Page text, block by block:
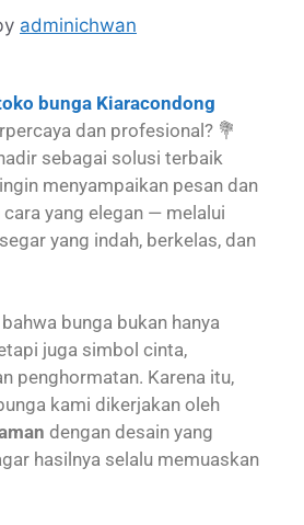
adminichwan
bunga Kiaracondong
dan profesional? 💐
sebagai solusi terbaik
menyampaikan pesan dan
yang elegan — melalui
yang indah, berkelas, dan
bunga bukan hanya
juga simbol cinta,
penghormatan. Karena itu,
kami dikerjakan oleh
dengan desain yang
hasilnya selalu memuaskan